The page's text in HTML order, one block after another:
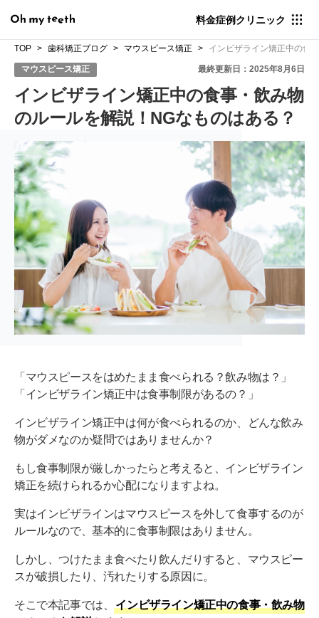
料金症例クリニック
TOP 歯科矯正ブログ マウスピース矯正 インビザライン矯正中の食
マウスピース矯正 最終更新日：2025年8月6日
インビザライン矯正中の食事・飲み物
のルールを解説！NGなものはある？
「マウスピースをはめたまま食べられる？飲み物は？」
「インビザライン矯正中は食事制限があるの？」
インビザライン矯正中は何が食べられるのか、どんな飲み
物がダメなのか疑問ではありませんか？
もし食事制限が厳しかったらと考えると、インビザライン
矯正を続けられるか心配になりますよね。
実はインビザラインはマウスピースを外して食事するのが
ルールなので、基本的に食事制限はありません。
しかし、つけたまま食べたり飲んだりすると、マウスピー
スが破損したり、汚れたりする原因に。
そこで本記事では、
インビザライン矯正中の食事・飲み物